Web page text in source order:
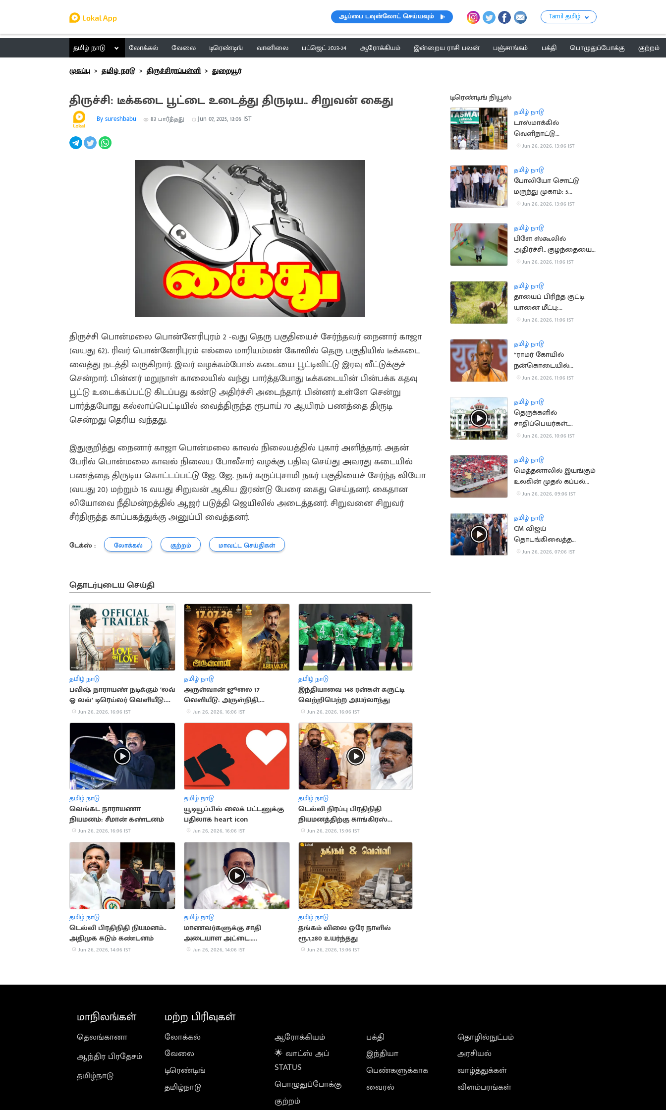
ஆப்பை டவுன்லோட் செய்யவும் Tamil தமிழ்
தமிழ் நாடு லோக்கல் வேலை டிரெண்டிங் வானிலை பட்ஜெட் 2023-24 ஆரோக்கியம் இன்றைய ராசி பலன் பஞ்சாங்கம் பக்தி பொழுதுப்போக்கு
குற்றம்
முகப்பு
தமிழ் நாடு திருச்சிராப்பள்ளி துறையூர்
திருச்சி: டீக்கடை பூட்டை உடைத்து திருடிய.. சிறுவன் கைது
By sureshbabu 83 பார்த்தது Jun 07, 2025, 13:06 IST
திருச்சி பொன்மலை பொன்னேரிபுரம் 2 -வது தெரு பகுதியைச் சேர்ந்தவர் நைனார் காஜா
(வயது 62). ரிவர் பொன்னேரிபுரம் எல்லை மாரியம்மன் கோவில் தெரு பகுதியில் டீக்கடை
வைத்து நடத்தி வருகிறார். இவர் வழக்கம்போல் கடையை பூட்டிவிட்டு இரவு வீட்டுக்குச்
சென்றார். பின்னர் மறுநாள் காலையில் வந்து பார்த்தபோது டீக்கடையின் பின்பக்க கதவு
பூட்டு உடைக்கப்பட்டு கிடப்பது கண்டு அதிர்ச்சி அடைந்தார். பின்னர் உள்ளே சென்று
பார்த்தபோது கல்லாப்பெட்டியில் வைத்திருந்த ரூபாய் 70 ஆயிரம் பணத்தை திருடி
சென்றது தெரிய வந்தது.
இதுகுறித்து நைனார் காஜா பொன்மலை காவல் நிலையத்தில் புகார் அளித்தார். அதன்
பேரில் பொன்மலை காவல் நிலைய போலீசார் வழக்கு பதிவு செய்து அவரது கடையில்
பணத்தை திருடிய கொட்டப்பட்டு ஜே. ஜே. நகர் கருப்புசாமி நகர் பகுதியைச் சேர்ந்த லியோ
(வயது 20) மற்றும் 16 வயது சிறுவன் ஆகிய இரண்டு பேரை கைது செய்தனர். கைதான
லியோவை நீதிமன்றத்தில் ஆஜர் படுத்தி ஜெயிலில் அடைத்தனர். சிறுவனை சிறுவர்
சீர்திருத்த காப்பகத்துக்கு அனுப்பி வைத்தனர்.
டேக்ஸ் : லோக்கல் குற்றம் மாவட்ட செய்திகள்
தொடர்புடைய செய்தி
தமிழ் நாடு
பவிஷ் நாராயண் நடிக்கும் ‘லவ்
ஓ லவ்’ டிரெய்லர் வெளியீடு:
ஜூலை 10ல் படம் திரையரங்கு
Jun 26, 2026, 16:06 IST
தமிழ் நாடு
அருள்வான் ஜூலை 17
வெளியீடு: அருள்நிதி,
கணேஷ் விநாயகம் மீண்டும்
இணைகிறார்கள்
Jun 26, 2026, 16:06 IST
தமிழ் நாடு
இந்தியாவை 148 ரன்கள் சுருட்டி
வெற்றிபெற்ற அயர்லாந்து
Jun 26, 2026, 16:06 IST
தமிழ் நாடு
வெங்கட நாராயணா
நியமனம்: சீமான் கண்டனம்
Jun 26, 2026, 16:06 IST
தமிழ் நாடு
யூடியூப்பில் லைக் பட்டனுக்கு
பதிலாக heart icon
Jun 26, 2026, 16:06 IST
தமிழ் நாடு
டெல்லி நிரப்பு பிரதிநிதி
நியமனத்திற்கு காங்கிரஸ்
கண்டனம்
Jun 26, 2026, 15:06 IST
தமிழ் நாடு
டெல்லி பிரதிநிதி நியமனம்..
அதிமுக கடும் கண்டனம்
Jun 26, 2026, 14:06 IST
தமிழ் நாடு
மாணவர்களுக்கு சாதி
அடையாள அட்டை..
செங்கோட்டையன் தகவல்
Jun 26, 2026, 14:06 IST
தமிழ் நாடு
தங்கம் விலை ஒரே நாளில்
ரூ.1,280 உயர்ந்தது
Jun 26, 2026, 13:06 IST
டிரெண்டிங் நியூஸ்
தமிழ் நாடு
டாஸ்மாக்கில்
வெளிநாட்டு
மதுபானங்கள் விற்க
Jun 26, 2026, 13:06 IST
தமிழ் நாடு
போலியோ சொட்டு
மருந்து முகாம்: 5
வயதுக்குட்பட்ட
அவசியம்
Jun 26, 2026, 13:06 IST
தமிழ் நாடு
பிளே ஸ்கூலில்
அதிர்ச்சி.. குழந்தையை
25 இடங்களில் கடித்த
Jun 26, 2026, 11:06 IST
தமிழ் நாடு
தாயைப் பிரிந்த குட்டி
யானை மீட்பு:
கோழிகமுத்தி முகாமிற்கு
Jun 26, 2026, 11:06 IST
தமிழ் நாடு
“ராமர் கோயில்
நன்கொடையில்
மோசடி”.. யோகி
Jun 26, 2026, 11:06 IST
தமிழ் நாடு
தெருக்களில்
சாதிப்பெயர்கள்..
இடைக்கால தடையை
Jun 26, 2026, 10:06 IST
தமிழ் நாடு
மெத்தனாலில் இயங்கும்
உலகின் முதல் கப்பல்
இயங்கத் தொடங்கியது!
Jun 26, 2026, 09:06 IST
தமிழ் நாடு
CM விஜய்
தொடங்கிவைத்த
விழிப்புணர்வு
Jun 26, 2026, 07:06 IST
மாநிலங்கள்
தெலங்கானா
ஆந்திர பிரதேசம்
தமிழ்நாடு
மற்ற பிரிவுகள்
லோக்கல்
வேலை
டிரெண்டிங்
தமிழ்நாடு
ஆரோக்கியம்
🌟 வாட்ஸ் அப்
STATUS
பொழுதுப்போக்கு
குற்றம்
பக்தி
இந்தியா
பெண்களுக்காக
வைரல்
தொழில்நுட்பம்
அரசியல்
வாழ்த்துக்கள்
விளம்பரங்கள்